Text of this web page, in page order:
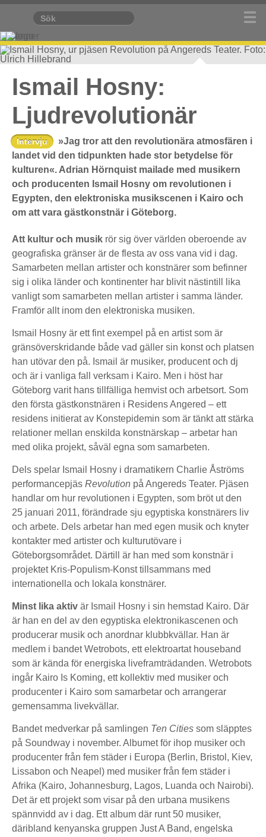
Ismail Hosny, ur pjäsen Revolution på Angereds Teater.
Foto: Ulrich Hillebrand
Ismail Hosny:
Ljudrevolutionär
Intervju
»Jag tror att den revolutionära atmosfären i
landet vid den tidpunkten hade stor betydelse för
kulturen«. Adrian Hörnquist mailade med musikern
och producenten Ismail Hosny om revolutionen i
Egypten, den elektroniska musikscenen i Kairo och
om att vara gästkonstnär i Göteborg.
Att kultur och musik rör sig över världen oberoende av
geografiska gränser är de flesta av oss vana vid i dag.
Samarbeten mellan artister och konstnärer som befinner
sig i olika länder och kontinenter har blivit nästintill lika
vanligt som samarbeten mellan artister i samma länder.
Framför allt inom den elektroniska musiken.
Ismail Hosny är ett fint exempel på en artist som är
gränsöverskridande både vad gäller sin konst och platsen
han utövar den på. Ismail är musiker, producent och dj
och är i vanliga fall verksam i Kairo. Men i höst har
Göteborg varit hans tillfälliga hemvist och arbetsort. Som
den första gästkonstnären i Residens Angered – ett
residens initierat av Konstepidemin som är tänkt att stärka
relationer mellan enskilda konstnärskap – arbetar han
med olika projekt, såväl egna som samarbeten.
Dels spelar Ismail Hosny i dramatikern Charlie Åströms
performancepjäs Revolution på Angereds Teater. Pjäsen
handlar om hur revolutionen i Egypten, som bröt ut den
25 januari 2011, förändrade sju egyptiska konstnärers liv
och arbete. Dels arbetar han med egen musik och knyter
kontakter med artister och kulturutövare i
Göteborgsområdet. Därtill är han med som konstnär i
projektet Kris-Populism-Konst tillsammans med
internationella och lokala konstnärer.
Minst lika aktiv är Ismail Hosny i sin hemstad Kairo. Där
är han en del av den egyptiska elektronikascenen och
producerar musik och anordnar klubbkvällar. Han är
medlem i bandet Wetrobots, ett elektroartat houseband
som är kända för energiska liveframträdanden. Wetrobots
ingår Kairo Is Koming, ett kollektiv med musiker och
producenter i Kairo som samarbetar och arrangerar
gemensamma livekvällar.
Bandet medverkar på samlingen Ten Cities som släpptes
på Soundway i november. Albumet för ihop musiker och
producenter från fem städer i Europa (Berlin, Bristol, Kiev,
Lissabon och Neapel) med musiker från fem städer i
Afrika (Kairo, Johannesburg, Lagos, Luanda och Nairobi).
Det är ett projekt som visar på den urbana musikens
spännvidd av i dag. Ett album där runt 50 musiker,
däribland kenyanska gruppen Just A Band, engelska